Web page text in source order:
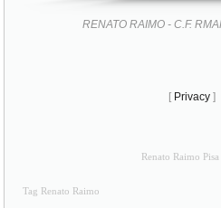
RENATO RAIMO - C.F.
[ Privacy ]
Renato Raimo
Tag Renato Raimo